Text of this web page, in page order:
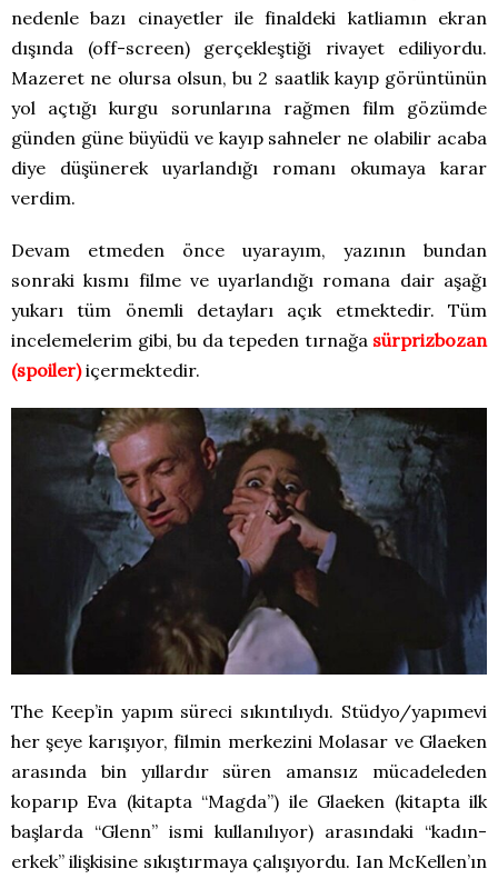
nedenle bazı cinayetler ile finaldeki katliamın ekran
dışında (off-screen) gerçekleştiği rivayet ediliyordu.
Mazeret ne olursa olsun, bu 2 saatlik kayıp görüntünün
yol açtığı kurgu sorunlarına rağmen film gözümde
günden güne büyüdü ve kayıp sahneler ne olabilir acaba
diye düşünerek uyarlandığı romanı okumaya karar
verdim.
Devam etmeden önce uyarayım, yazının bundan
sonraki kısmı filme ve uyarlandığı romana dair aşağı
yukarı tüm önemli detayları açık etmektedir. Tüm
incelemelerim gibi, bu da tepeden tırnağa sürprizbozan
(spoiler)içermektedir.
The Keep’in yapım süreci sıkıntılıydı. Stüdyo/yapımevi
her şeye karışıyor, filmin merkezini Molasar ve Glaeken
arasında bin yıllardır süren amansız mücadeleden
koparıp Eva (kitapta “Magda”) ile Glaeken (kitapta ilk
başlarda “Glenn” ismi kullanılıyor) arasındaki “kadın-
erkek” ilişkisine sıkıştırmaya çalışıyordu. Ian McKellen’ın